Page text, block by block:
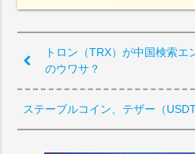
トロン（TRX）が中国検索
のウワサ？
ステーブルコイン、テザー（